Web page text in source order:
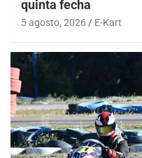
quinta fecha
5 agosto, 2026 E-Kart